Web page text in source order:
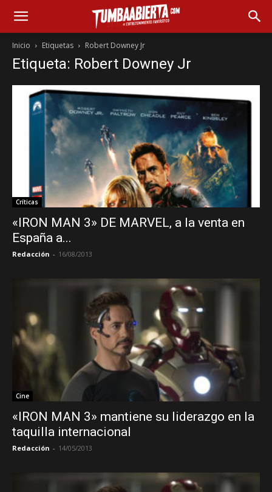
Inicio Etiquetas Robert Downey Jr
Etiqueta: Robert Downey Jr
Críticas
«IRON MAN 3» DE MARVEL, a la venta en
España a...
Redacción - 16/08/2013
Cine
«IRON MAN 3» mantiene su liderazgo en la
taquilla internacional
Redacción - 14/05/2013